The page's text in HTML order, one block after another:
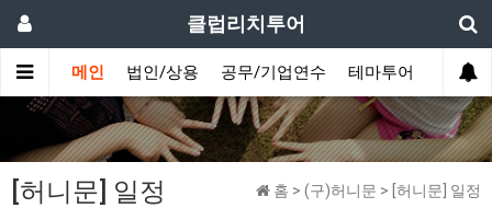
클럽리치투어
메인 법인/상용 공무/기업연수 테마투어 데이투
홈 > (구)허니문 > [허니문] 일정
[허니문] 일정